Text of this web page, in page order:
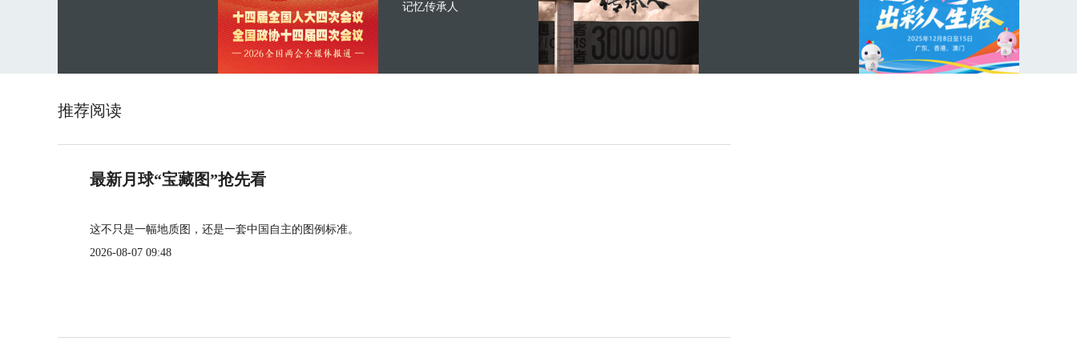
记忆传承人
推荐阅读
最新月球“宝藏图”抢先看
这不只是一幅地质图，还是一套中国自主的图例标准。
2026-08-07 09:48